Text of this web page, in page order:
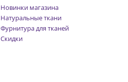
Новинки магазина
Натуральные ткани
Фурнитура для тканей
Скидки